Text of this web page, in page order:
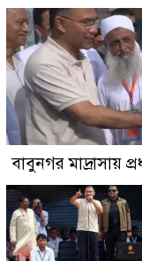
বাবুনগর মাদ্রাসায়